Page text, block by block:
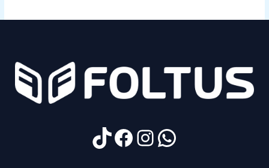
TikTok
Facebook
Instagram
WhatsApp